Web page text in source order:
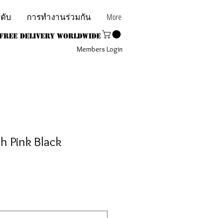
บ การทำงานร่วมกัน More
Delivery Worldwide
Members Login
Pink Black